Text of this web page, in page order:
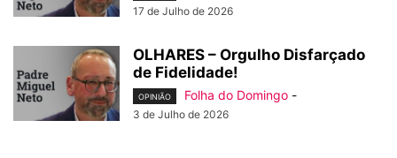
17 de Julho de 2026
OLHARES – Orgulho Disfarçado
de Fidelidade!
OPINIÃO Folha do Domingo -
3 de Julho de 2026